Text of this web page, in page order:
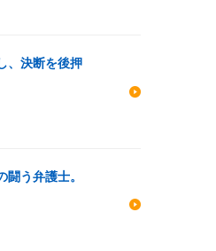
、決断を後押
う弁護士。